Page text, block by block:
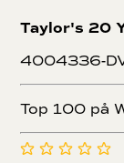
Taylor's 20
4004336-
Top 100 på